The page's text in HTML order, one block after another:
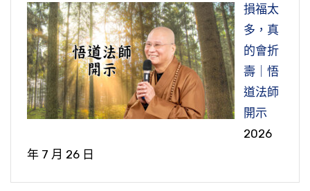
好，今天我們這個公案就學習到這裡。祝大
家福慧增長，法喜充滿。阿彌陀佛！
到地獄受苦，所以至誠的禮拜阿育王塔，拜了四
萬拜。『俄聞有呼鄰聲』，就是忽然聽到有人叫
子鄰的聲音，他往空中一看，看到他母親來給他
感謝。他母親就現在空中，他看到了，『承汝之
力，得生忉利天矣！』他母親就給他感謝，承蒙
你禮拜阿育王塔，幫我超度，我已經要往生到忉
利天去了，特別來給你說一聲，致謝。『倏然不
見』，忽然就不見了，就往生到忉利天去了。這
神之力」，才能夠幫助他母親脫離餓鬼道之苦。
下面佛也跟他講具體的做法，『當於七月十
五日—佛歡喜日（僧自恣日）』，七月十五日是
講農曆，不是講現在的陽曆，是講農曆七月十五
日。在佛陀的時代，農曆四月十五日到農曆七月
十五日，這三個月是印度當時的雨季，下雨出門
托缽就不方便。這三個月，佛就結夏安居，他的
的感嘆，他說看到這種情形，怎麼能夠沒有哀嘆
三聲呢？看到也是非常嘆息，但是也沒辦法，真
的一代不如一代。
所以現在我們在佛門修學，求師這個當中修
學，的確也是這樣。就是你一代不如一代，所以
了，現在沒有人能夠接受。我的下一代，也不能
損福太
多，真
的會折
壽｜悟
道法師
開示
2026
年 7 月 26 日